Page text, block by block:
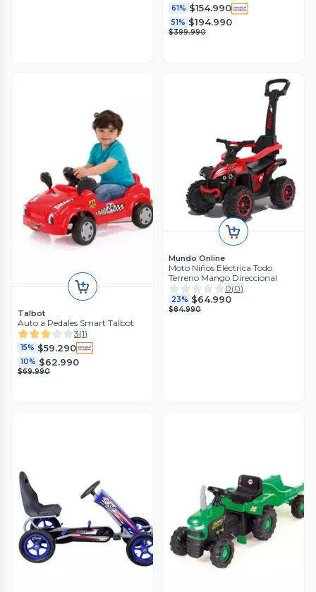
61% $154.990
51% $194.990
$399.990
Talbot
Auto a Pedales Smart Talbot
3(1)
15% $59.290
10% $62.990
$69.990
Mundo Online
Moto Niños Eléctrica Todo
Terreno Mango Direccional
0(0)
23% $64.990
$84.990